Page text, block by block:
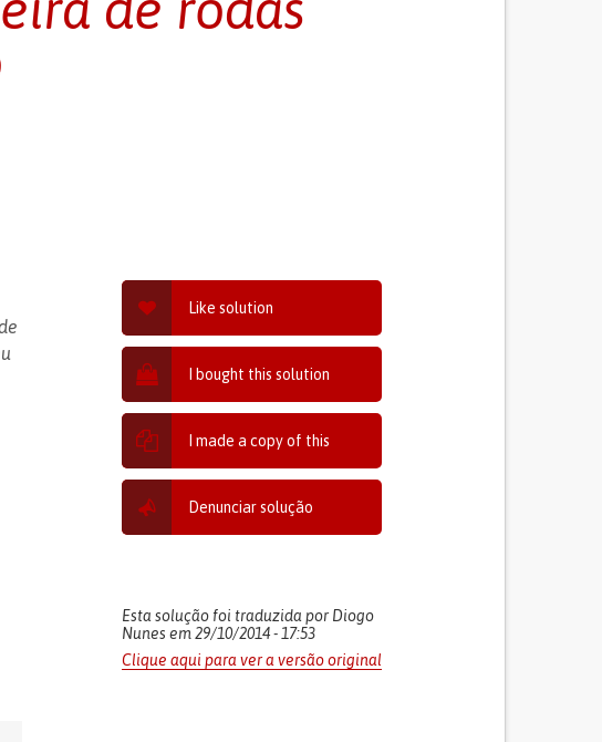
Like solution
I bought this solution
I made a copy of this
Denunciar solução
Esta solução foi traduzida por Diogo
Nunes em 29/10/2014 - 17:53
Clique aqui para ver a versão original